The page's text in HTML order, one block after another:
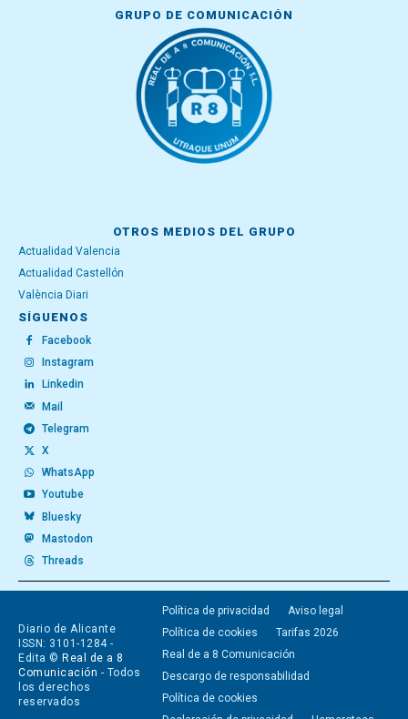
GRUPO DE COMUNICACIÓN
OTROS MEDIOS DEL GRUPO
Actualidad Valencia
Actualidad Castellón
València Diari
SÍGUENOS
Facebook
Instagram
Linkedin
Mail
Telegram
X
WhatsApp
Youtube
Bluesky
Mastodon
Threads
Diario de Alicante
ISSN: 3101-1284 -
Edita © Real de a 8
Comunicación - Todos
los derechos
reservados
Política de privacidad
Aviso legal
Política de cookies
Tarifas 2026
Real de a 8 Comunicación
Descargo de responsabilidad
Política de cookies